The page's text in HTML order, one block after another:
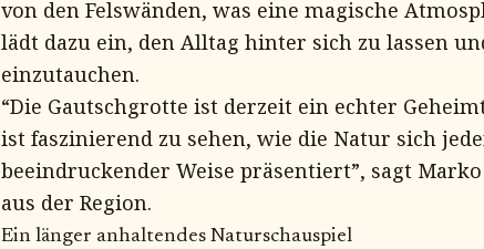
von den Felswänden, was eine magische
lädt dazu ein, den Alltag hinter sich zu lassen
einzutauchen.
“Die Gautschgrotte ist derzeit ein echter
ist faszinierend zu sehen, wie die Natur sich
beeindruckender Weise präsentiert”, sagt
aus der Region.
Ein länger anhaltendes Naturschauspiel